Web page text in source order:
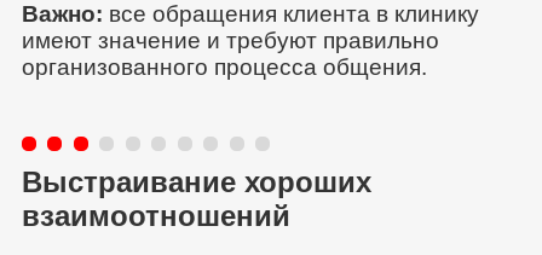
Важно: все обращения клиента в клинику
имеют значение и требуют правильно
организованного процесса общения.
Выстраивание хороших
взаимоотношений